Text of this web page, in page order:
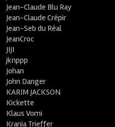
Jean-Claude Blu Ray
Jean-Claude Crépir
Jean-Seb du Réal
JeanCroc
JIJI
jknppp
Johan
John Danger
KARIM JACKSON
Kickette
Klaus Vomi
Krania Trieffer